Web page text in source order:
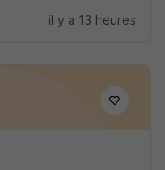
il y a 13 heures